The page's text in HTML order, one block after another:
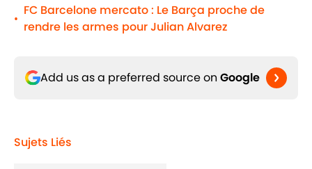
•
FC Barcelone mercato : Le Barça proche de
rendre les armes pour Julian Alvarez
Add us as a preferred source on Google
Sujets Liés